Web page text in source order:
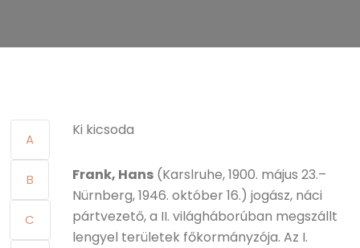
A
B
C
Ki kicsoda
Frank, Hans(Karslruhe, 1900. május 23.–
Nürnberg, 1946. október 16.) jogász, náci
pártvezető, a II. világháborúban megszállt
lengyel területek főkormányzója. Az I.